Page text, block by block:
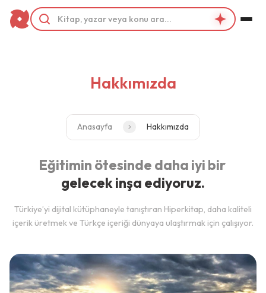
Hakkımızda
Anasayfa Hakkımızda
Eğitimin ötesinde daha iyi bir
gelecek inşa ediyoruz.
Türkiye’yi dijital kütüphaneyle tanıştıran Hiperkitap, daha kaliteli
içerik üretmek ve Türkçe içeriği dünyaya ulaştırmak için çalışıyor.